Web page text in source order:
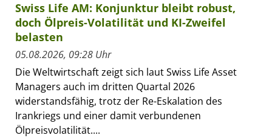
Swiss Life AM: Konjunktur bleibt robust,
doch Ölpreis-Volatilität und KI-Zweifel
belasten
05.08.2026, 09:28 Uhr
Die Weltwirtschaft zeigt sich laut Swiss Life Asset
Managers auch im dritten Quartal 2026
widerstandsfähig, trotz der Re-Eskalation des
Irankriegs und einer damit verbundenen
Ölpreisvolatilität....